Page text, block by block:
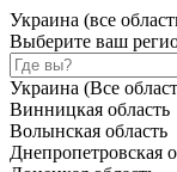
Украина (все
Выберите ваш
Украина (Все
Винницкая область
Волынская область
Днепропетровская